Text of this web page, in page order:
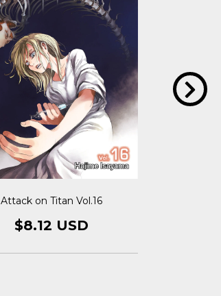
Attack on Titan Vol.16
$8.12 USD